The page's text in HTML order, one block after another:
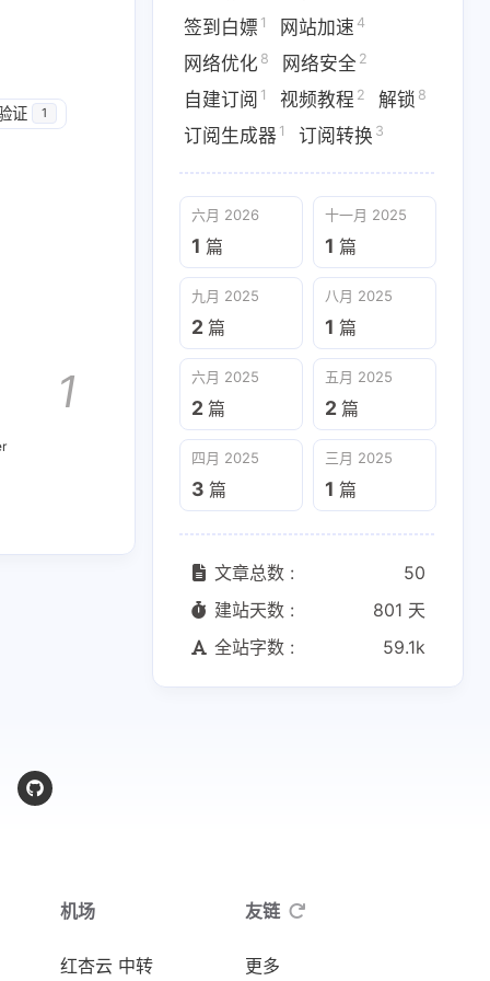
5 clash 1
免费流量
私库访问1
八月 2025
1篇
四月 2025 三月 2025
1篇
证 1
1
签到白嫖 1 网站加速 4
网络优化 8 网络安全 2
自建订阅 1 视频教程 2 解锁 8
订阅生成器 1 订阅转换 3
六月 2026
1 篇
十一月 2025
1 篇
九月 2025
2 篇
八月 2025
1 篇
六月 2025
2 篇
五月 2025
2 篇
四月 2025
3 篇
三月 2025
1 篇
文章总数 :
50
建站天数 :
801 天
全站字数 :
59.1k
机场
红杏云 中转
友链
更多